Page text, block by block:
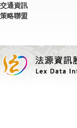
交通資訊
策略聯盟